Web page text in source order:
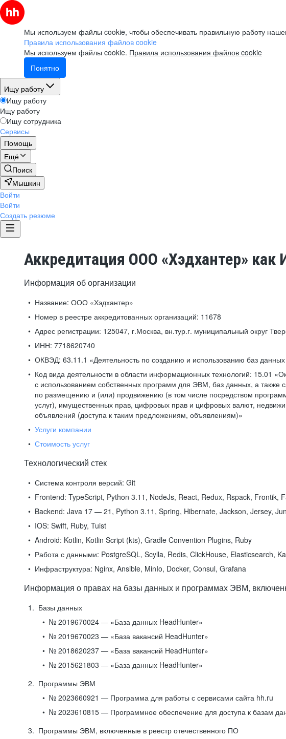
Мы используем файлы cookie, чтобы обеспечивать правильную работу
Правила использования файлов cookie
Мы используем файлы cookie. Правила использования файлов cookie
Понятно
Ищу работу
Ищу работу
Ищу работу
Ищу сотрудника
Сервисы
Помощь
Ещё
Поиск
Мышкин
Войти
Войти
Создать резюме
Аккредитация ООО «Хэдхантер» как
Информация об организации
Название: ООО «Хэдхантер»
Номер в реестре аккредитованных организаций: 11678
Адрес регистрации: 125047, г.Москва, вн.тур.г. муниципальный округ
ИНН: 7718620740
ОКВЭД: 63.11.1 «Деятельность по созданию и использованию баз
Код вида деятельности в области информационных технологий: 15.01
с использованием собственных программ для ЭВМ, баз данных, а
по размещению и (или) продвижению (в том числе посредством
услуг), имущественных прав, цифровых прав и цифровых валют,
объявлений (доступа к таким предложениям, объявлениям)»
Услуги компании
Стоимость услуг
Технологический стек
Система контроля версий: Git
Frontend: TypeScript, Python 3.11, NodeJs, React, Redux, Rspack, Frontik,
Backend: Java 17 — 21, Python 3.11, Spring, Hibernate, Jackson, Jersey,
IOS: Swift, Ruby, Tuist
Android: Kotlin, Kotlin Script (kts), Gradle Convention Plugins, Ruby
Работа с данными: PostgreSQL, Scylla, Redis, ClickHouse, Elasticsearch,
Инфраструктура: Nginx, Ansible, MinIo, Docker, Consul, Grafana
Информация о правах на базы данных и программах ЭВМ,
Базы данных
№ 2019670024 — «База данных HeadHunter»
№ 2019670023 — «База вакансий HeadHunter»
№ 2018620237 — «База вакансий HeadHunter»
№ 2015621803 — «База данных HeadHunter»
Программы ЭВМ
№ 2023660921 — Программа для работы с сервисами сайта hh.ru
№ 2023610815 — Программное обеспечение для доступа к базам
Программы ЭВМ, включенные в реестр отечественного ПО